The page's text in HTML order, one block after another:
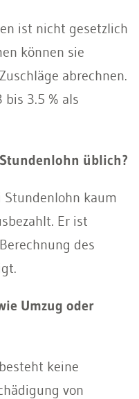
ist nicht gesetzlich
können sie
abrechnen.
3.5 % als
üblich?
Stundenlohn kaum
Er ist
des
Umzug oder
keine
von